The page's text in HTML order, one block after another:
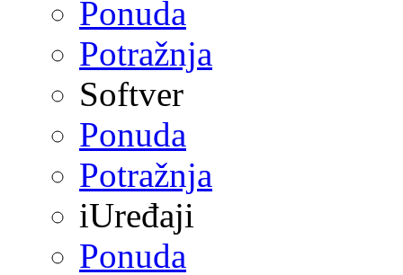
Ponuda
Potražnja
Softver
Ponuda
Potražnja
iUređaji
Ponuda